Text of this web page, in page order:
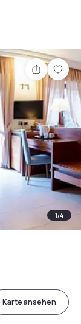
Teilen
1/4
Karte ansehen